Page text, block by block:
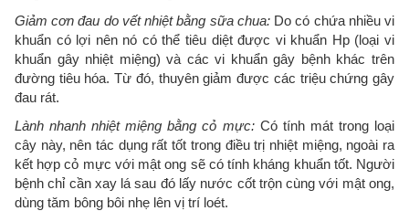
Giảm cơn đau do vết nhiệt bằng sữa chua: Do có chứa nhiều vi
khuẩn có lợi nên nó có thể tiêu diệt được vi khuẩn Hp (loại vi
khuẩn gây nhiệt miệng) và các vi khuẩn gây bệnh khác trên
đường tiêu hóa. Từ đó, thuyên giảm được các triệu chứng gây
đau rát.
Lành nhanh nhiệt miệng bằng cỏ mực: Có tính mát trong loại
cây này, nên tác dụng rất tốt trong điều trị nhiệt miệng, ngoài ra
kết hợp cỏ mực với mật ong sẽ có tính kháng khuẩn tốt. Người
bệnh chỉ cần xay lá sau đó lấy nước cốt trộn cùng với mật ong,
dùng tăm bông bôi nhẹ lên vị trí loét.